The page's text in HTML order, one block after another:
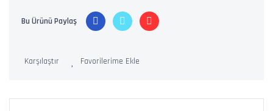
Bu Ürünü Paylaş
Karşılaştır